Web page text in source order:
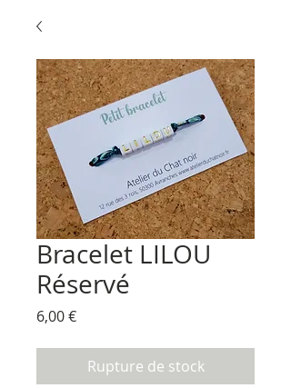
Bracelet LILOU
Réservé
6,00 €Prix
Rupture de stock